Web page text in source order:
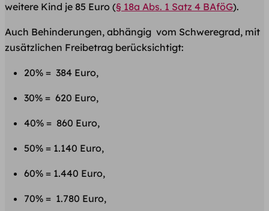
weitere Kind je 85 Euro (§ 18a Abs. 1 Satz 4 BAföG).
Auch Behinderungen, abhängig vom Schweregrad, mit
zusätzlichen Freibetrag berücksichtigt:
20% = 384 Euro,
30% = 620 Euro,
40% = 860 Euro,
50% = 1.140 Euro,
60% = 1.440 Euro,
70% = 1.780 Euro,